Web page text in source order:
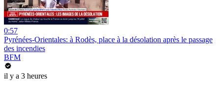
0:57
Pyrénées-Orientales: à Rodès, place à la désolation après le passage
des incendies
BFM
il y a 3 heures